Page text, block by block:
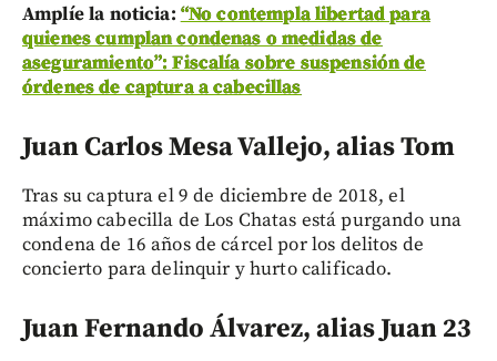
Amplíe la noticia: “No contempla libertad para
quienes cumplan condenas o medidas de
aseguramiento”: Fiscalía sobre suspensión de
órdenes de captura a cabecillas
Juan Carlos Mesa Vallejo, alias Tom
Tras su captura el 9 de diciembre de 2018, el
máximo cabecilla de Los Chatas está purgando una
condena de 16 años de cárcel por los delitos de
concierto para delinquir y hurto calificado.
Juan Fernando Álvarez, alias Juan 23